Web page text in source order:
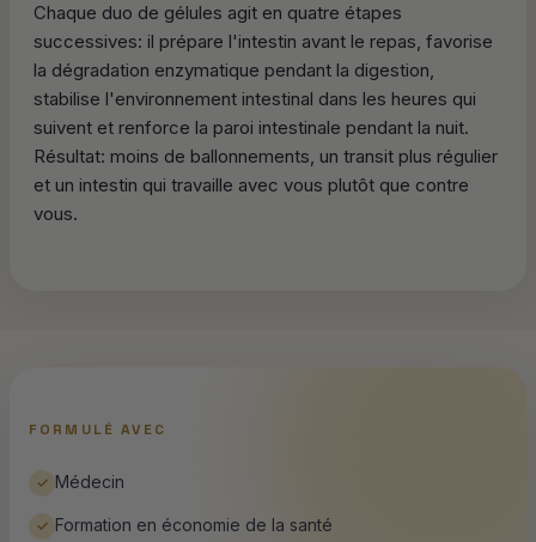
Chaque duo de gélules agit en quatre étapes
successives: il prépare l'intestin avant le repas, favorise
la dégradation enzymatique pendant la digestion,
stabilise l'environnement intestinal dans les heures qui
suivent et renforce la paroi intestinale pendant la nuit.
Résultat: moins de ballonnements, un transit plus régulier
et un intestin qui travaille avec vous plutôt que contre
vous.
FORMULÉ AVEC
✓ Médecin
✓ Formation en économie de la santé